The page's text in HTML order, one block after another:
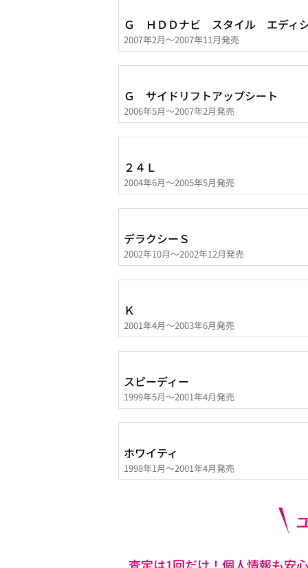
Ｇ ＨＤＤナビ スタイル エディ
2007年2月～2007年11月発売
Ｇ サイドリフトアップシート
2006年5月～2007年2月発売
２４Ｌ
2004年6月～2005年5月発売
デラクシーＳ
2002年10月～2002年12月発売
Ｋ
2001年4月～2003年6月発売
スピーディー
1999年5月～2001年4月発売
ホワイティ
1998年1月～2001年4月発売